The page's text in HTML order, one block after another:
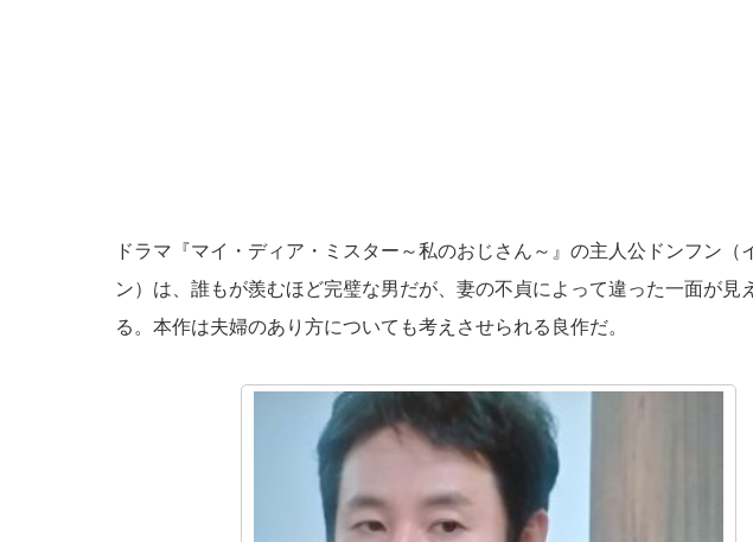
ドラマ『マイ・ディア・ミスター～私のおじさん～』の主人公ドンフン（
ン）は、誰もが羨むほど完璧な男だが、妻の不貞によって違った一面が見
る。本作は夫婦のあり方についても考えさせられる良作だ。